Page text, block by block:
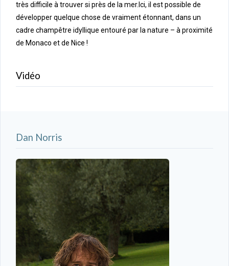
très difficile à trouver si près de la mer.Ici, il est possible de
développer quelque chose de vraiment étonnant, dans un
cadre champêtre idyllique entouré par la nature – à proximité
de Monaco et de Nice !
Vidéo
Dan Norris